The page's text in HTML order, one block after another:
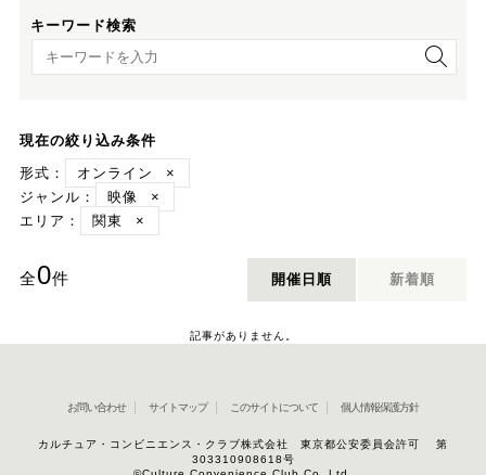
キーワード検索
キーワード検索
現在の絞り込み条件
形式：
オンライン
×
ジャンル：
映像
×
エリア：
関東 ×
全0件 開催日順 新着順
記事がありません。
お問い合わせ サイトマップ このサイトについて 個人情報保護方針
カルチュア・コンビニエンス・クラブ株式会社 東京都公安委員会許可 第
303310908618号